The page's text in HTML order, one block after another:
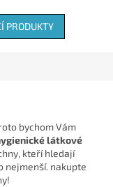
PRODUKTY
bychom Vám
látkové
kteří hledají
nejmenší. nakupte